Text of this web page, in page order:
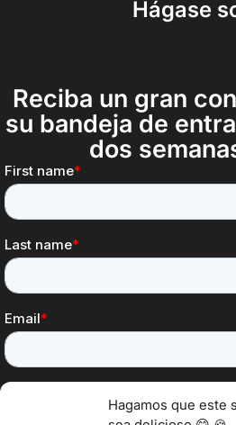
Hagamos que este
Hágase
Reciba un gran
su bandeja de
dos